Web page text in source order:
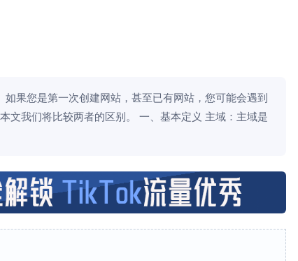
果您是第一次创建网站，甚至已有网站，您可能会遇到
文我们将比较两者的区别。 一、基本定义 主域：主域是